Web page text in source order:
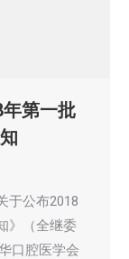
第一批
于公布2018
》（全继委
口腔医学会